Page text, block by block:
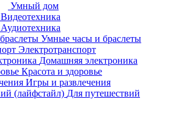
Умный дом
Видеотехника
Аудиотехника
Умные часы и браслеты
Электротранспорт
Домашняя электроника
Красота и здоровье
Игры и развлечения
Для путешествий